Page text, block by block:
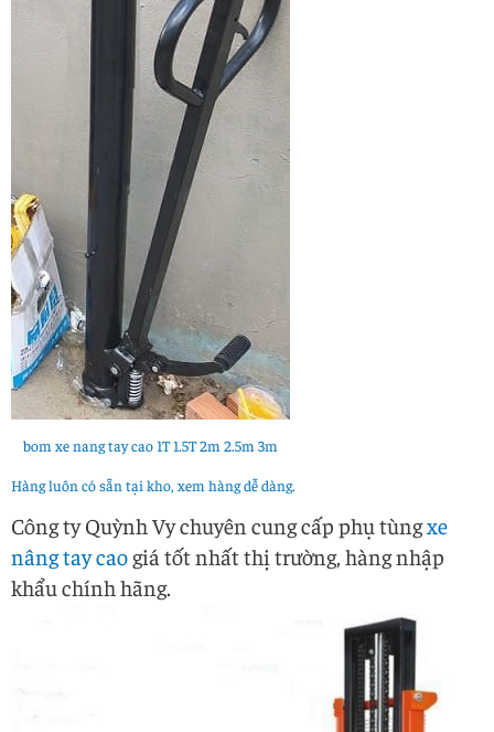
bom xe nang tay cao 1T 1.5T 2m 2.5m 3m
Hàng luôn có sẵn tại kho, xem hàng dễ dàng.
Công ty Quỳnh Vy chuyên cung cấp phụ tùngxe
nâng tay caogiá tốt nhất thị trường, hàng nhập
khẩu chính hãng.